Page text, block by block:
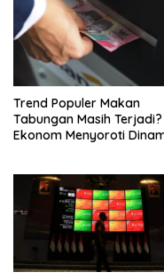
Trend Populer Makan
Tabungan Masih Terjadi?
Ekonom Menyoroti